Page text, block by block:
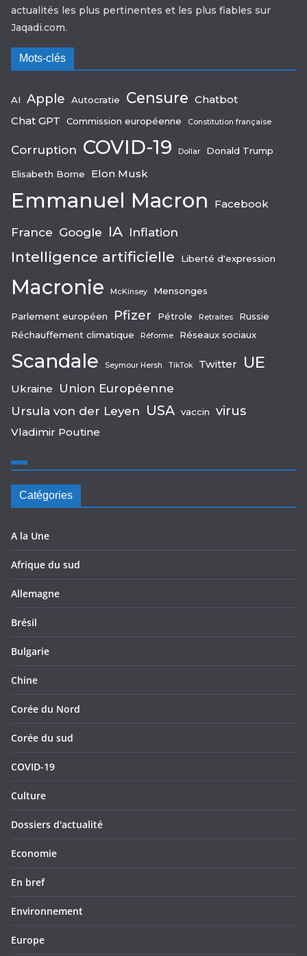
actualités les plus pertinentes et les plus fiables sur
Jaqadi.com.
Mots-clés
AI Apple Autocratie Censure Chatbot
Chat GPT
Commission européenne Constitution française
Corruption COVID-19 Dollar Donald Trump
Elisabeth Borne Elon Musk
Emmanuel Macron Facebook
France Google IA Inflation
Intelligence artificielle Liberté d'expression
Macronie McKinsey Mensonges
Parlement européen Pfizer Pétrole Retraites
Russie
Réchauffement climatique
Réforme Réseaux sociaux
Scandale Seymour Hersh TikTok Twitter UE
Ukraine
Union Européenne
Ursula von der Leyen USA vaccin virus
Vladimir Poutine
Catégories
A la Une
Afrique du sud
Allemagne
Brésil
Bulgarie
Chine
Corée du Nord
Corée du sud
COVID-19
Culture
Dossiers d'actualité
Economie
En bref
Environnement
Europe